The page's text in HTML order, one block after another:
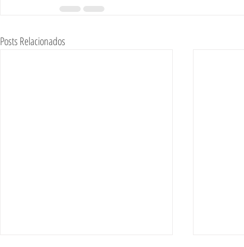
Posts Relacionados